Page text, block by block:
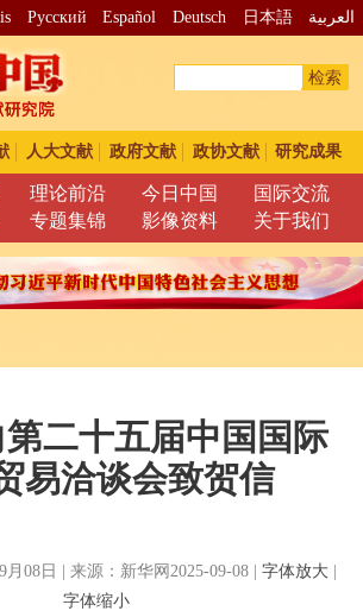
Pусский Español Deutsch 日本語 العربية
检索
人大文献 政府文献 政协文献 研究成果
理论前沿 今日中国
国际交流
专题集锦 影像资料 关于我们
二十五届中国国际
易洽谈会致贺信
月08日 | 来源：新华网2025-09-08 | 字体放大|
字体缩小